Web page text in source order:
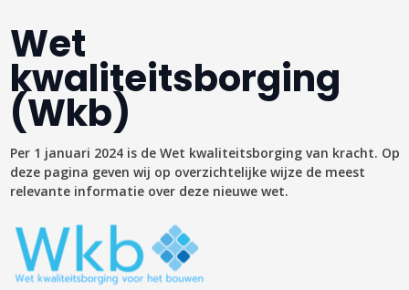
Wet
kwaliteitsborging
(Wkb)
Per 1 januari 2024 is de Wet kwaliteitsborging van kracht. Op
deze pagina geven wij op overzichtelijke wijze de meest
relevante informatie over deze nieuwe wet.